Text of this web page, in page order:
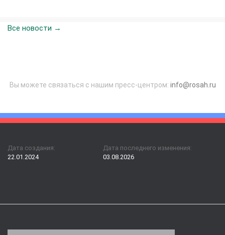
Все новости →
Вы можете связаться с нашим пресс-центром: info@rosah.ru
Дата создания:
22.01.2024
Дата последнего изменения:
03.08.2026